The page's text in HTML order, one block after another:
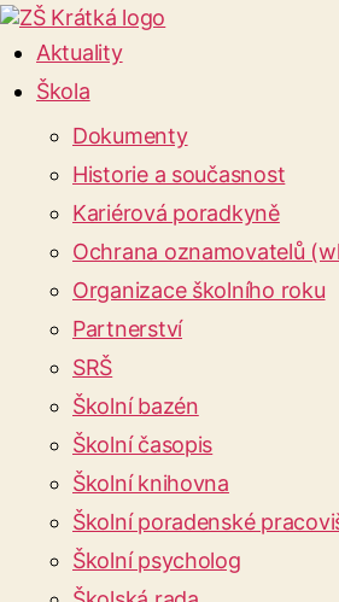
Aktuality
Škola
Dokumenty
Historie a současnost
Kariérová poradkyně
Ochrana oznamovatelů
Organizace školního roku
Partnerství
SRŠ
Školní bazén
Školní časopis
Školní knihovna
Školní poradenské
Školní psycholog